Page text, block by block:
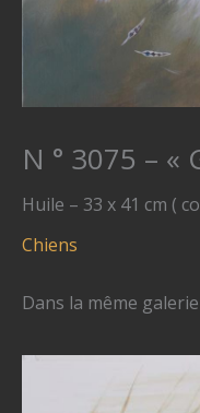
N ° 3075 – «
Huile – 33 x 41 cm (
Chiens
Dans la même galerie